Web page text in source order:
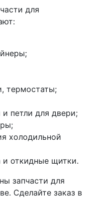
для
термостаты;
и петли для двери;
холодильной
и откидные щитки.
запчасти для
Сделайте заказ в